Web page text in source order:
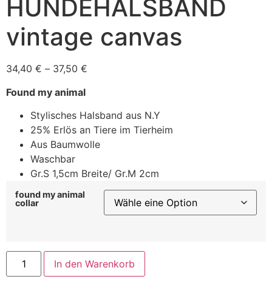
HUNDEHALSBAND
vintage canvas
34,40 € – 37,50 €
Found my animal
Stylisches Halsband aus N.Y
25% Erlös an Tiere im Tierheim
Aus Baumwolle
Waschbar
Gr.S 1,5cm Breite/ Gr.M 2cm
found my animal
collar
In den Warenkorb